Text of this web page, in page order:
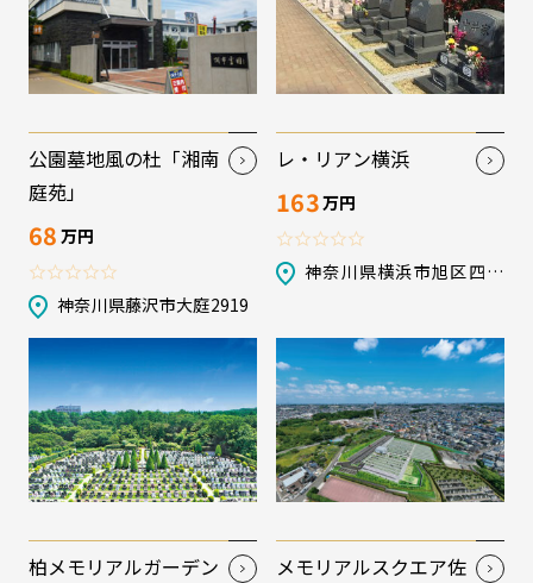
公園墓地風の杜「湘南
庭苑」
68 万円
神奈川県藤沢市大庭2919
レ・リアン横浜
163万円
神奈川県横浜市旭区四季
柏メモリアルガーデン
メモリアルスクエア佐